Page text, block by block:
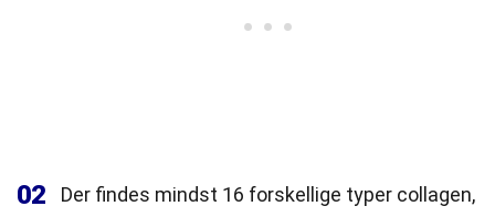
02
Der findes mindst 16 forskellige typer collagen,